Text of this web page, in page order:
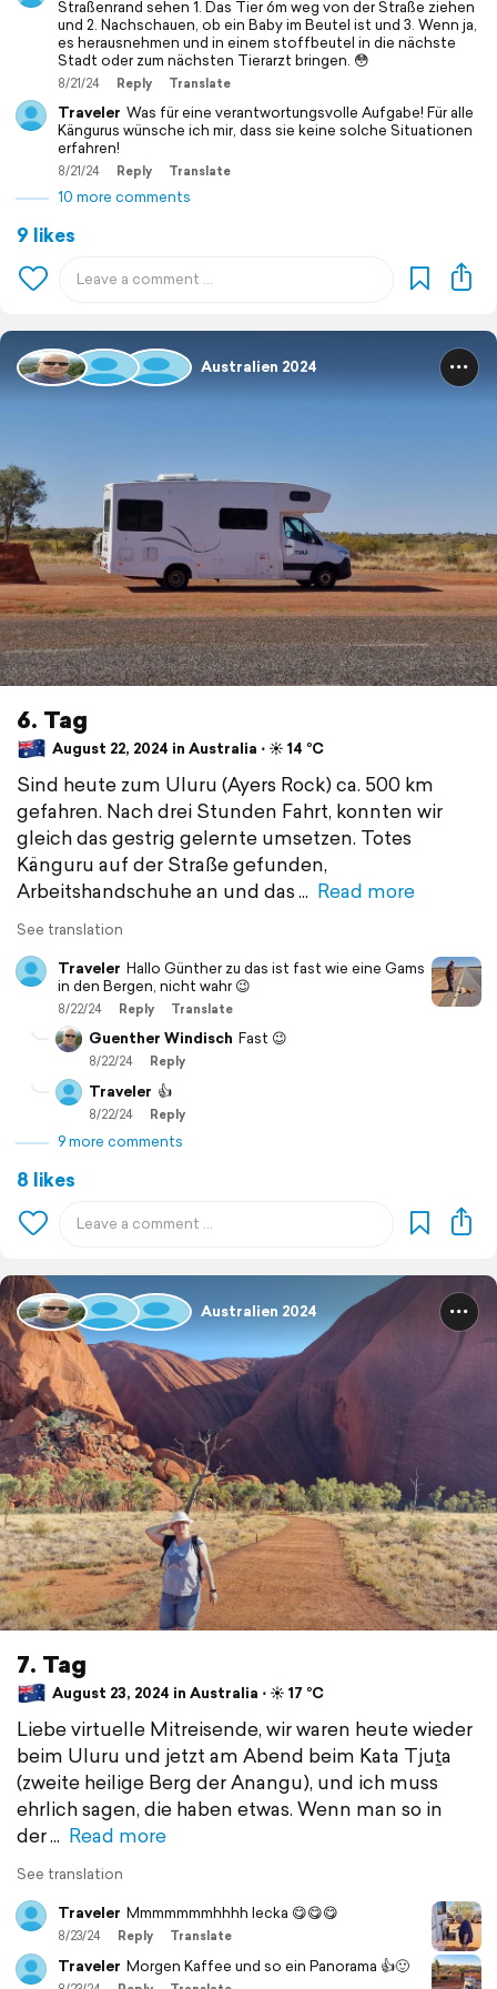
Straßenrand sehen 1. Das Tier 6m weg von der Straße ziehen
und 2. Nachschauen, ob ein Baby im Beutel ist und 3. Wenn ja,
es herausnehmen und in einem stoffbeutel in die nächste
Stadt oder zum nächsten Tierarzt bringen. 😳
8/21/24 Reply Translate
Traveler Was für eine verantwortungsvolle Aufgabe! Für alle
Kängurus wünsche ich mir, dass sie keine solche Situationen
erfahren!
8/21/24 Reply Translate
10 more comments
9 likes
Australien 2024
6. Tag
August 22, 2024 in Australia ⋅ ☀️ 14 °C
Sind heute zum Uluru (Ayers Rock) ca. 500 km
gefahren. Nach drei Stunden Fahrt, konnten wir
gleich das gestrig gelernte umsetzen. Totes
Känguru auf der Straße gefunden,
Arbeitshandschuhe an und das
Read more
See translation
Traveler Hallo Günther zu das ist fast wie eine Gams
in den Bergen, nicht wahr 😉
8/22/24 Reply Translate
Guenther Windisch Fast 😉
8/22/24 Reply
Traveler 👍
8/22/24 Reply
9 more comments
8 likes
Australien 2024
7. Tag
August 23, 2024 in Australia ⋅ ☀️ 17 °C
Liebe virtuelle Mitreisende, wir waren heute wieder
beim Uluru und jetzt am Abend beim Kata Tjuṯa
(zweite heilige Berg der Anangu), und ich muss
ehrlich sagen, die haben etwas. Wenn man so in
der
Read more
See translation
Traveler Mmmmmmmhhhh lecka 😋😋😋
8/23/24 Reply Translate
Traveler Morgen Kaffee und so ein Panorama 👍🙂